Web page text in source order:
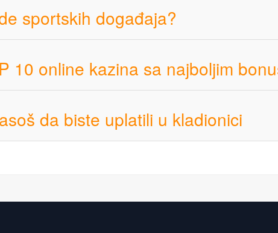
sportskih događaja?
10 online kazina sa najboljim
da biste uplatili u kladionici